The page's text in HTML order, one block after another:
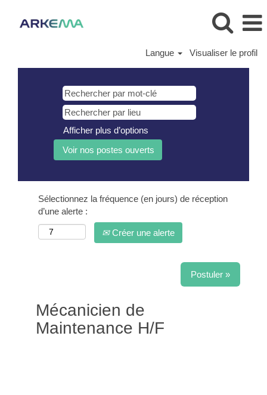
Langue Visualiser le profil
Afficher plus d’options
Sélectionnez la fréquence (en jours) de réception
d’une alerte :
Créer une alerte
Postuler »
Mécanicien de
Maintenance H/F